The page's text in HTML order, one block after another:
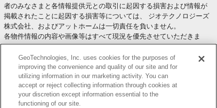
者のみなさまと各情報提供元との取引に起因する損害および情報が
掲載されたことに起因する損害等については、 ジオテクノロジーズ
株式会社、およびアットホームは一切責任を負いません。
各物件情報の内容や画像等はすべて現況を優先させていただきま
す。
お取引等（お取引の準備、資金調達等を含みます）の際には、内容
や契約条件等について、 各情報提供元より十分な説明を受け、ご自
身でご確認の上、判断してください。
このコーナーへの物件情報のご掲載、その他不動産業務ソリューシ
ョン等についての不動産会社様のお問合せはこちら
GeoTechnologies, Inc. uses cookies for the purposes of
improving the convenience and quality of our site and for
utilizing information in our marketing activity. You can
accept or reject collecting information through cookies at
your discretion except information essential to the
functioning of our site.